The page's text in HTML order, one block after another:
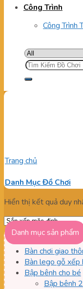
Công Trình
Công Trình
Tìm
kiếm:
Trang chủ
Danh Mục Đồ Chơi
Hiển thị kết quả duy
Danh mục sản phẩm
Bàn chơi giao
Bàn lego gỗ xếp
Bập bênh cho bé
Bập bênh